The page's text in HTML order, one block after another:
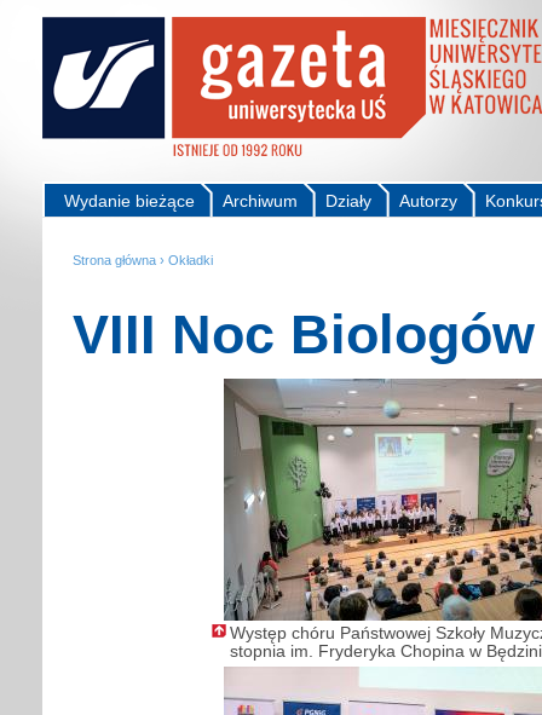
Autorzy
Działy
Archiwum
Wydanie bieżące
Strona główna › Okładki
VIII Noc Biologów
Występ chóru Państwowej Szkoły
stopnia im. Fryderyka Chopina w